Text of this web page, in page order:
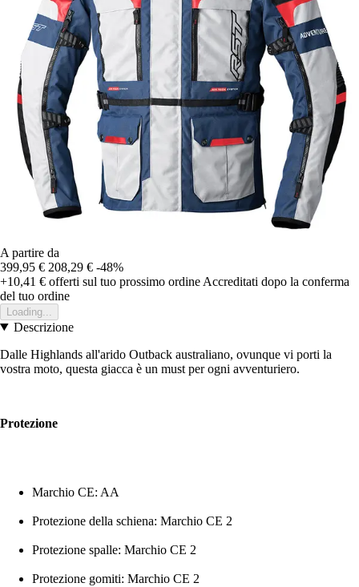
A partire da
399,95 € 208,29 € -48%
+10,41 € offerti sul tuo prossimo ordine Accreditati dopo la conferma
del tuo ordine
Loading...
Descrizione
Dalle Highlands all'arido Outback australiano, ovunque vi porti la
vostra moto, questa giacca è un must per ogni avventuriero.
Protezione
Marchio CE: AA
Protezione della schiena: Marchio CE 2
Protezione spalle: Marchio CE 2
Protezione gomiti: Marchio CE 2